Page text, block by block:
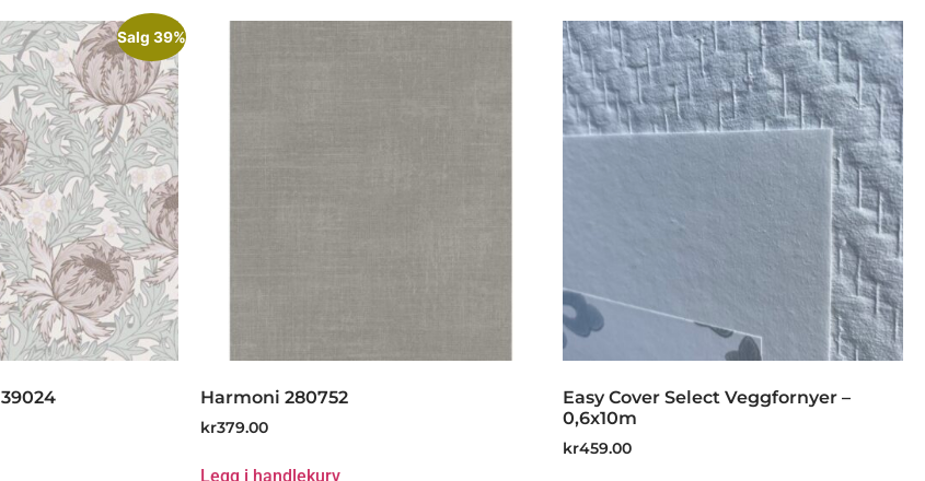
Salg 39%
Harmoni 280752
kr379.00
Legg i handlekurv
Easy Cover Select Veggfornyer –
0,6x10m
kr459.00